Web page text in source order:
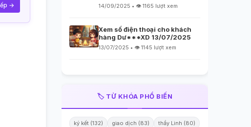
→ 14/09/2025 • 👁️ 1165 lượt xem
Xem số điện thoại cho khách
hàng Dư***XD 13/07/2025
13/07/2025 • 👁️ 1145 lượt xem
🏷️ TỪ KHÓA PHỔ BIẾN
ký kết (132) giao dịch (83)
thầy Linh (80)